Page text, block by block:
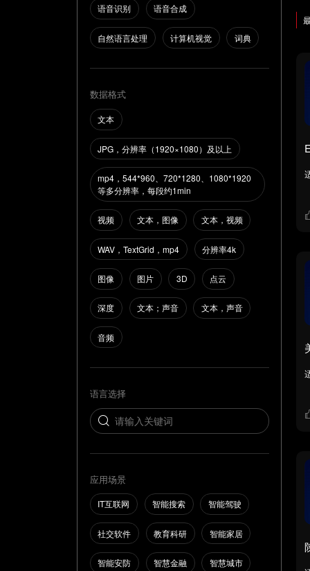
语音识别 语音合成
自然语言处理 计算机视觉 词典
数据格式
文本
JPG，分辨率（1920×1080）及以上
mp4，544*960、720*1280、1080*1920
等多分辨率，每段约1min
视频 文本，图像 文本，视频
WAV，TextGrid，mp4 分辨率4k
图像 图片 3D 点云
深度 文本；声音 文本，声音
音频
语言选择
应用场景
IT互联网 智能搜索 智能驾驶
社交软件 教育科研 智能家居
智能安防 智慧金融 智慧城市